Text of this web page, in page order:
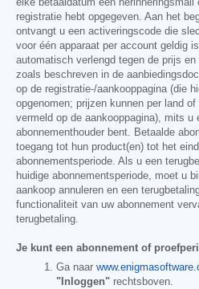
elke betaaldatum een
registratie hebt opgegeven. Aan het
ontvangt u een activeringscode die
voor één apparaat per account geldig
automatisch verlengd tegen de prijs
zoals beschreven in de
op de registratie-/aankooppagina (die
opgenomen; prijzen kunnen per land
vermeld op de aankooppagina), mits u
abonnementhouder bent. Betaalde
toegang tot hun product(en) tot het
abonnementsperiode. Als u een
huidige abonnementsperiode, moet u
aankoop annuleren en een
functionaliteit van uw abonnement
terugbetaling.
Je kunt een abonnement of
Ga naar
"Inloggen" rechtsboven.